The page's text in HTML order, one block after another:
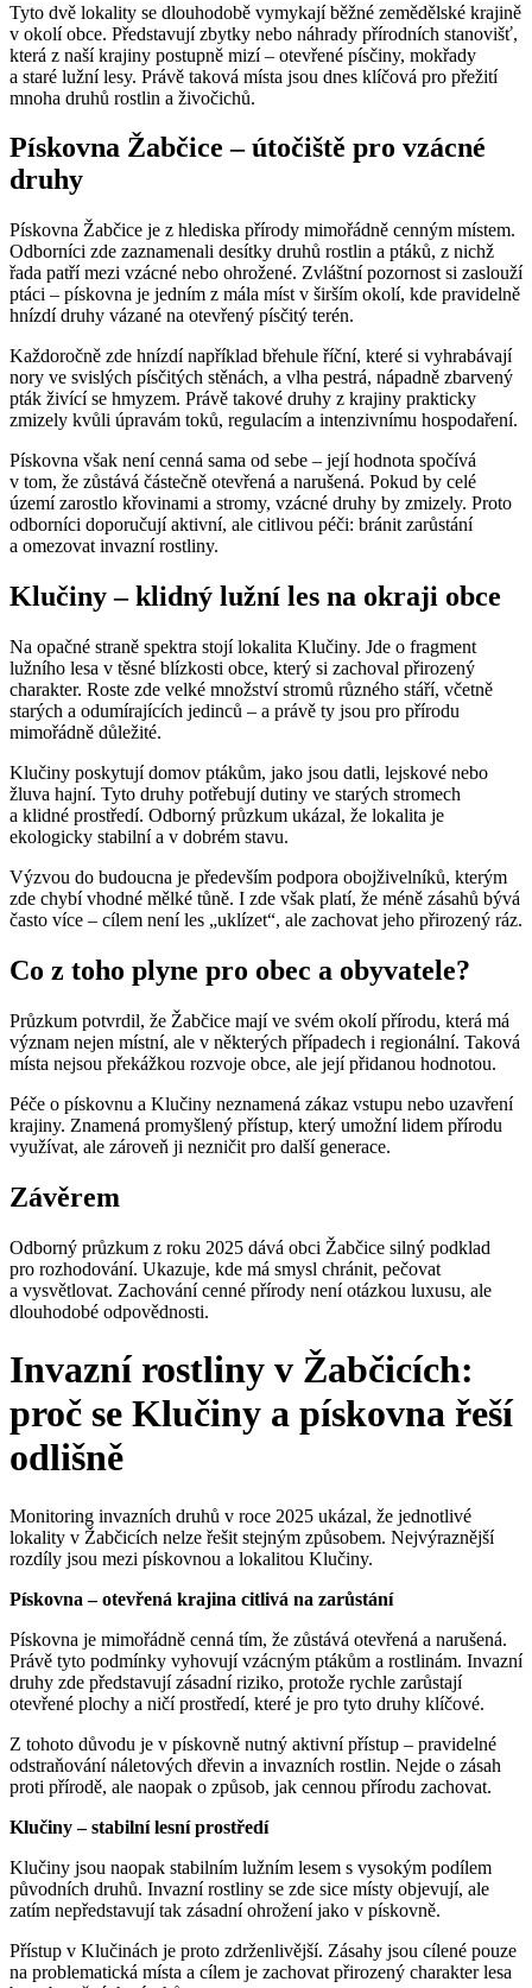
Tyto dvě lokality se dlouhodobě vymykají běžné zemědělské krajině
v okolí obce. Představují zbytky nebo náhrady přírodních stanovišť,
která z naší krajiny postupně mizí – otevřené písčiny, mokřady
a staré lužní lesy. Právě taková místa jsou dnes klíčová pro přežití
mnoha druhů rostlin a živočichů.
Pískovna Žabčice – útočiště pro vzácné
druhy
Pískovna Žabčice je z hlediska přírody mimořádně cenným místem.
Odborníci zde zaznamenali desítky druhů rostlin a ptáků, z nichž
řada patří mezi vzácné nebo ohrožené. Zvláštní pozornost si zaslouží
ptáci – pískovna je jedním z mála míst v širším okolí, kde pravidelně
hnízdí druhy vázané na otevřený písčitý terén.
Každoročně zde hnízdí například břehule říční, které si vyhrabávají
nory ve svislých písčitých stěnách, a vlha pestrá, nápadně zbarvený
pták živící se hmyzem. Právě takové druhy z krajiny prakticky
zmizely kvůli úpravám toků, regulacím a intenzivnímu hospodaření.
Pískovna však není cenná sama od sebe – její hodnota spočívá
v tom, že zůstává částečně otevřená a narušená. Pokud by celé
území zarostlo křovinami a stromy, vzácné druhy by zmizely. Proto
odborníci doporučují aktivní, ale citlivou péči: bránit zarůstání
a omezovat invazní rostliny.
Klučiny – klidný lužní les na okraji obce
Na opačné straně spektra stojí lokalita Klučiny. Jde o fragment
lužního lesa v těsné blízkosti obce, který si zachoval přirozený
charakter. Roste zde velké množství stromů různého stáří, včetně
starých a odumírajících jedinců – a právě ty jsou pro přírodu
mimořádně důležité.
Klučiny poskytují domov ptákům, jako jsou datli, lejskové nebo
žluva hajní. Tyto druhy potřebují dutiny ve starých stromech
a klidné prostředí. Odborný průzkum ukázal, že lokalita je
ekologicky stabilní a v dobrém stavu.
Výzvou do budoucna je především podpora obojživelníků, kterým
zde chybí vhodné mělké tůně. I zde však platí, že méně zásahů bývá
často více – cílem není les „uklízet“, ale zachovat jeho přirozený ráz.
Co z toho plyne pro obec a obyvatele?
Průzkum potvrdil, že Žabčice mají ve svém okolí přírodu, která má
význam nejen místní, ale v některých případech i regionální. Taková
místa nejsou překážkou rozvoje obce, ale její přidanou hodnotou.
Péče o pískovnu a Klučiny neznamená zákaz vstupu nebo uzavření
krajiny. Znamená promyšlený přístup, který umožní lidem přírodu
využívat, ale zároveň ji nezničit pro další generace.
Závěrem
Odborný průzkum z roku 2025 dává obci Žabčice silný podklad
pro rozhodování. Ukazuje, kde má smysl chránit, pečovat
a vysvětlovat. Zachování cenné přírody není otázkou luxusu, ale
dlouhodobé odpovědnosti.
Invazní rostliny v Žabčicích:
proč se Klučiny a pískovna řeší
odlišně
Monitoring invazních druhů v roce 2025 ukázal, že jednotlivé
lokality v Žabčicích nelze řešit stejným způsobem. Nejvýraznější
rozdíly jsou mezi pískovnou a lokalitou Klučiny.
Pískovna – otevřená krajina citlivá na zarůstání
Pískovna je mimořádně cenná tím, že zůstává otevřená a narušená.
Právě tyto podmínky vyhovují vzácným ptákům a rostlinám. Invazní
druhy zde představují zásadní riziko, protože rychle zarůstají
otevřené plochy a ničí prostředí, které je pro tyto druhy klíčové.
Z tohoto důvodu je v pískovně nutný aktivní přístup – pravidelné
odstraňování náletových dřevin a invazních rostlin. Nejde o zásah
proti přírodě, ale naopak o způsob, jak cennou přírodu zachovat.
Klučiny – stabilní lesní prostředí
Klučiny jsou naopak stabilním lužním lesem s vysokým podílem
původních druhů. Invazní rostliny se zde sice místy objevují, ale
zatím nepředstavují tak zásadní ohrožení jako v pískovně.
Přístup v Klučinách je proto zdrženlivější. Zásahy jsou cílené pouze
na problematická místa a cílem je zachovat přirozený charakter lesa